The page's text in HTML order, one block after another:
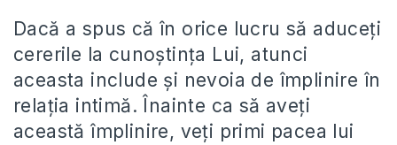
Dacă a spus că în orice lucru să aduceți
cererile la cunoștința Lui, atunci
aceasta include și nevoia de împlinire în
relația intimă. Înainte ca să aveți
această împlinire, veți primi pacea lui